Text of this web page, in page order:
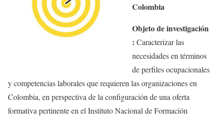
Colombia
Objeto de investigación
: Caracterizar las
necesidades en términos
de perfiles ocupacionales
y competencias laborales que requieren las organizaciones en
Colombia, en perspectiva de la configuración de una oferta
formativa pertinente en el Instituto Nacional de Formación